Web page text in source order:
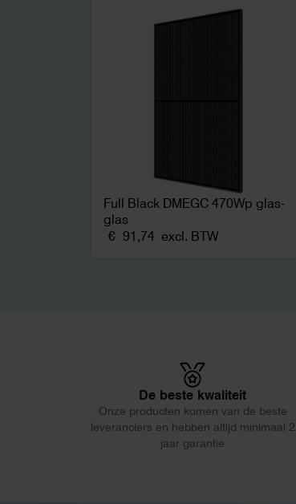
Full Black DMEGC 470Wp glas-
glas
€ 91,74 excl. BTW
De beste kwaliteit
Onze producten komen van de beste
leveranciers en hebben altijd minimaal 2
jaar garantie